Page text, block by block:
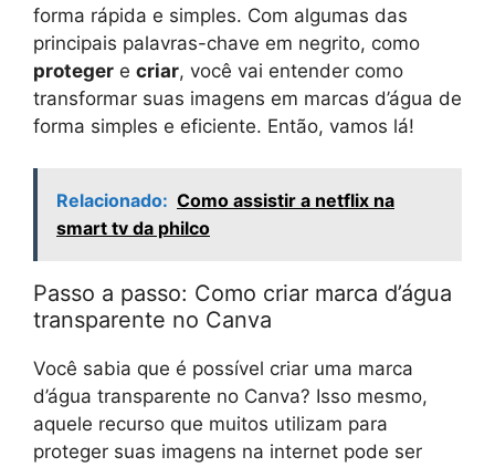
forma rápida e simples. Com algumas das
principais palavras-chave em negrito, como
proteger e criar, você vai entender como
transformar suas imagens em marcas d’água de
forma simples e eficiente. Então, vamos lá!
Relacionado: Como assistir a netflix na
smart tv da philco
Passo a passo: Como criar marca d’água
transparente no Canva
Você sabia que é possível criar uma marca
d’água transparente no Canva? Isso mesmo,
aquele recurso que muitos utilizam para
proteger suas imagens na internet pode ser